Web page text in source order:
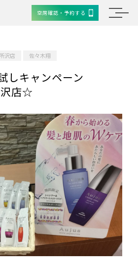
空席確認・予約する
沢店 佐々木翔
しキャンペーン
店☆